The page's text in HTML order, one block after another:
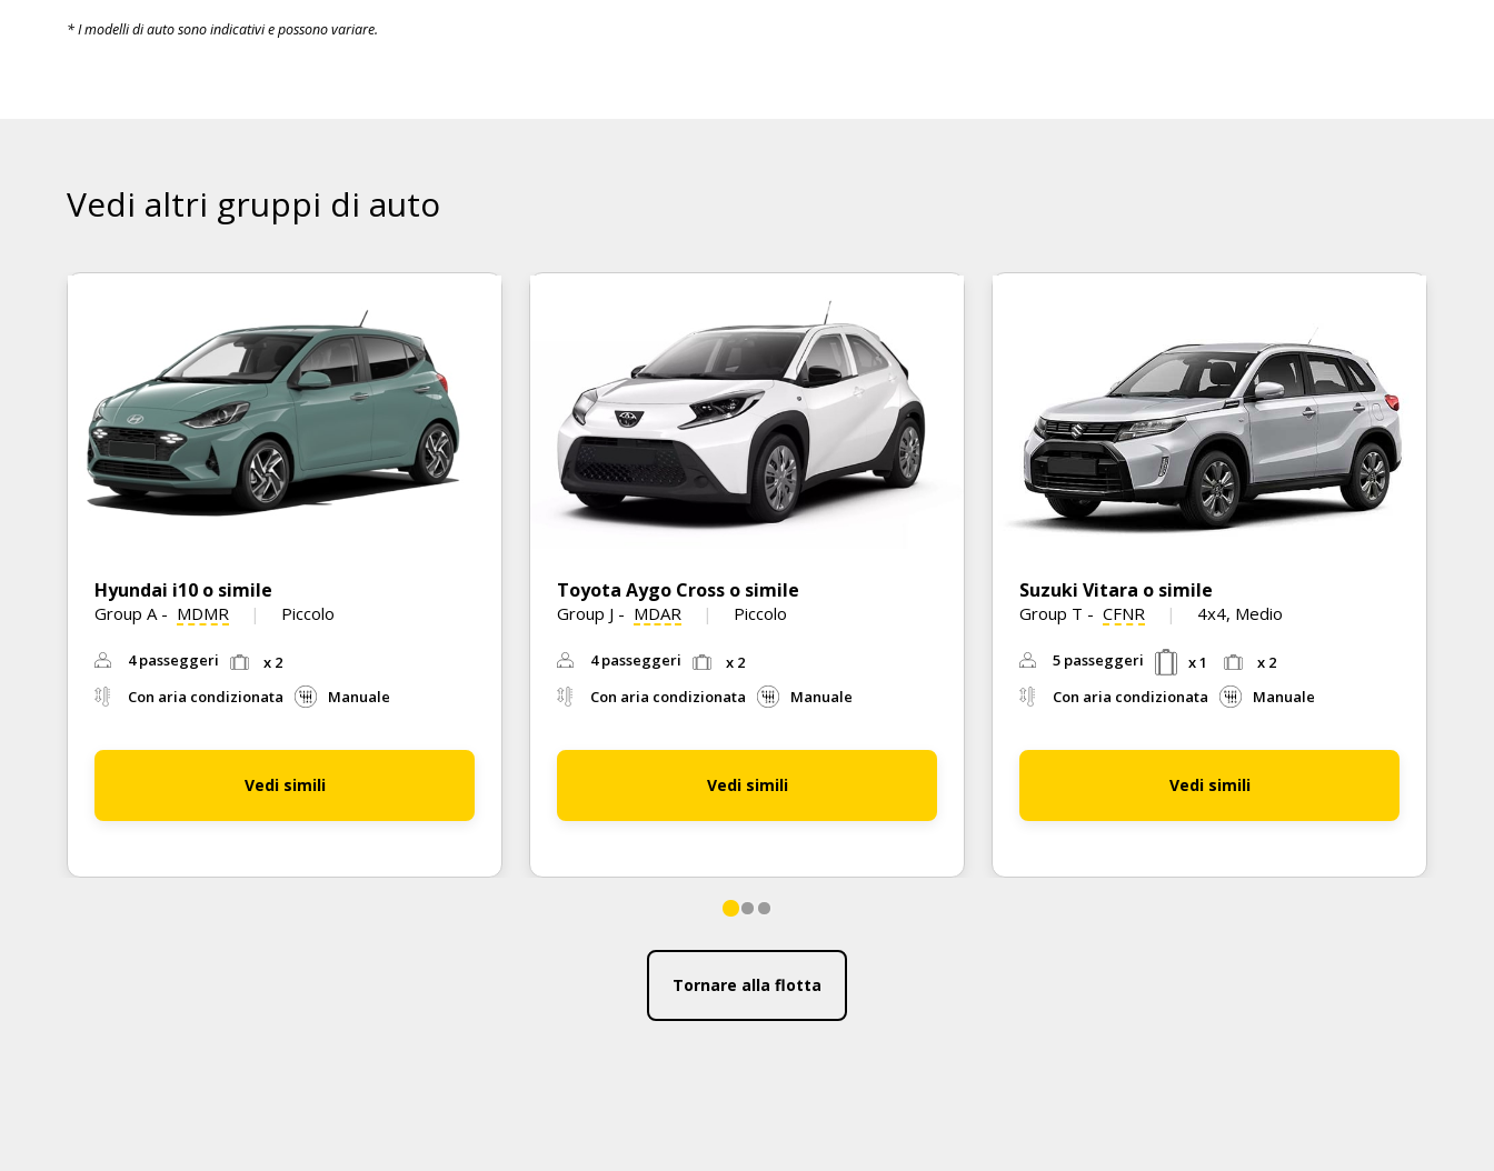
* I modelli di auto sono indicativi e possono variare.
Vedi altri gruppi di auto
Hyundai i10 o simile
Group A- MDMR Piccolo
4 passeggeri
x 2
Con aria condizionata
Manuale
Vedi simili
Toyota Aygo Cross o simile
Group J - MDAR Piccolo
4 passeggeri
x 2
Con aria condizionata
Manuale
Vedi simili
Suzuki Vitara o simile
Group T - CFNR 4x4, Medio
5 passeggeri x 1
x 2
Con aria condizionata
Manuale
Vedi simili
Tornare alla flotta